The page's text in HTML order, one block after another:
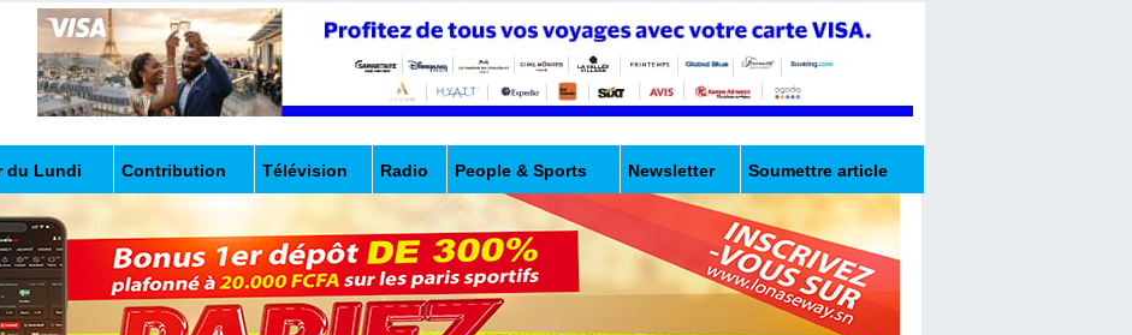
du Lundi Contribution Télévision Radio People & Sports Newsletter Soumettre article